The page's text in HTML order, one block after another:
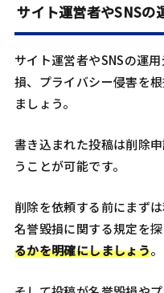
サイト運営者やSNSの
サイト運営者やSNSの運
損、プライバシー侵害を
ましょう。
書き込まれた投稿は削除
うことが可能です。
削除を依頼する前にまず
名誉毀損に関する規定を探
るかを明確にしましょう。